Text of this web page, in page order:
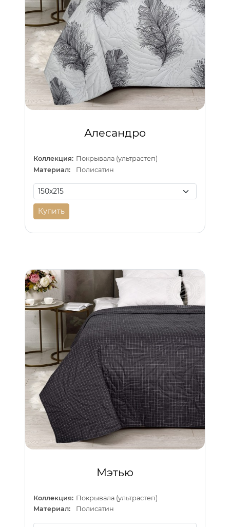
Алесандро
Коллекция: Покрывала (ультрастеп)
Материал:
Полисатин
Купить
Мэтью
Коллекция: Покрывала (ультрастеп)
Материал:
Полисатин